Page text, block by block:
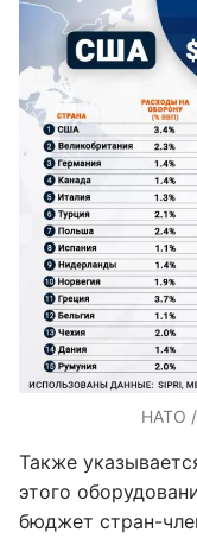
НАТО /
Также
этого
бюджет стран-